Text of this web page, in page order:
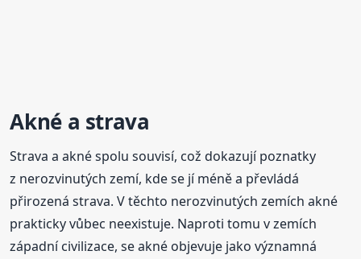
Akné a strava
Strava a akné spolu souvisí, což dokazují poznatky
z nerozvinutých zemí, kde se jí méně a převládá
přirozená strava. V těchto nerozvinutých zemích akné
prakticky vůbec neexistuje. Naproti tomu v zemích
západní civilizace, se akné objevuje jako významná